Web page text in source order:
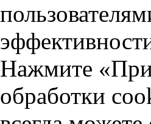
Нажмите
обработки